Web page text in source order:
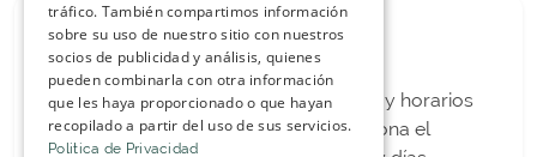
Estrategia comercial
Multiplica la ocupación creando turnos y horarios
según el número de comensales. Gestiona el
tráfico. También compartimos información
sobre su uso de nuestro sitio con nuestros
socios de publicidad y análisis, quienes
pueden combinarla con otra información
que les haya proporcionado o que hayan
recopilado a partir del uso de sus servicios.
Politica de Privacidad